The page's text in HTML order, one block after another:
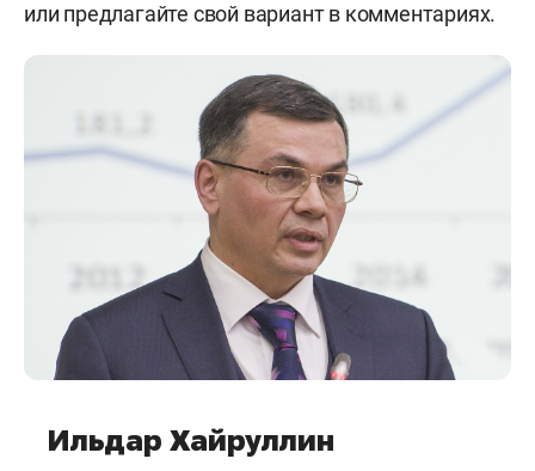
или предлагайте свой вариант в комментариях.
Ильдар Хайруллин